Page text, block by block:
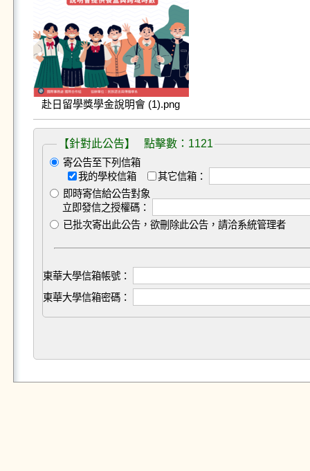
赴日留學獎學金說明會 (1).png
【針對此公告】 點擊數：1121
寄公告至下列信箱
我的學校信箱
其它信箱：
即時寄信給公告對象
立即發信之授權碼：
已批次寄出此公告，欲刪除此公告，請洽系統管理者
東華大學信箱帳號：
東華大學信箱密碼：